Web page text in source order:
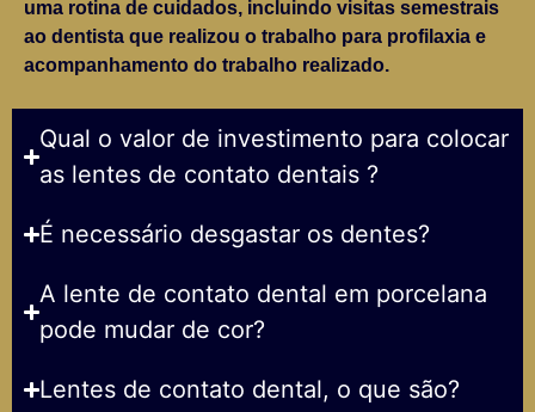
uma rotina de cuidados, incluindo visitas semestrais
ao dentista que realizou o trabalho para profilaxia e
acompanhamento do trabalho realizado.
Qual o valor de investimento para colocar
as lentes de contato dentais ?
É necessário desgastar os dentes?
A lente de contato dental em porcelana
pode mudar de cor?
Lentes de contato dental, o que são?